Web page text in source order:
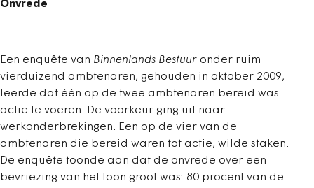
Onvrede
Een enquête van Binnenlands Bestuur onder ruim
vierduizend ambtenaren, gehouden in oktober 2009,
leerde dat één op de twee ambtenaren bereid was
actie te voeren. De voorkeur ging uit naar
werkonderbrekingen. Een op de vier van de
ambtenaren die bereid waren tot actie, wilde staken.
De enquête toonde aan dat de onvrede over een
bevriezing van het loon groot was: 80 procent van de